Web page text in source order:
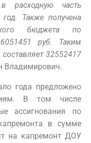
расходную часть
Также получена
бюджета по
руб. Таким
32552417
Владимирович.
года предложено
В том числе
ассигнования по
в сумме
на капремонт ДОУ